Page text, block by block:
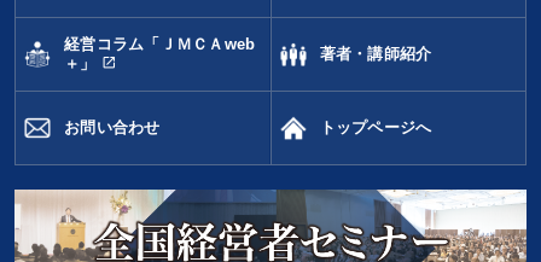
経営コラム「ＪＭＣＡweb
＋」
open_in_new
著者・講師紹介
お問い合わせ トップページへ